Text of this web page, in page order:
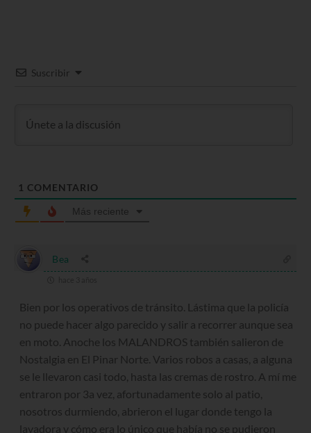
Suscribir
1 COMENTARIO
Más reciente
Bea
Bien por los operativos de tránsito. Lástima que la policía
no puede hacer algo parecido y salir a recorrer aunque sea
en moto. Anoche los MALANDROS también salieron de
Nostalgia en El Pinar Norte. Varios robos a casas, a alguna
se le llevaron casi todo, hasta las cremas de rostro. A mí me
entraron por 3a vez, afortunadamente solo al patio,
nosotros durmiendo, abrieron el lugar donde tengo la
lavadora y cómo era lo único que había no se pudieron